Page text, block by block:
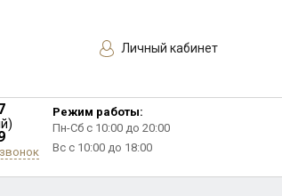
Личный кабинет
Режим работы:
Пн-Сб с 10:00 до 20:00
Вс с 10:00 до 18:00